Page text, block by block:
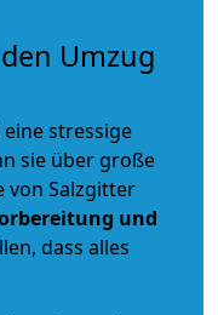
Umzug
stressige
sie über große
von Salzgitter
und
dass alles